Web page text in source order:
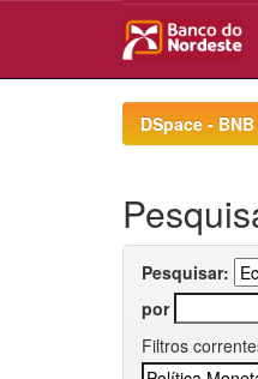
DSpace -
Pesquisar:
por
Filtros